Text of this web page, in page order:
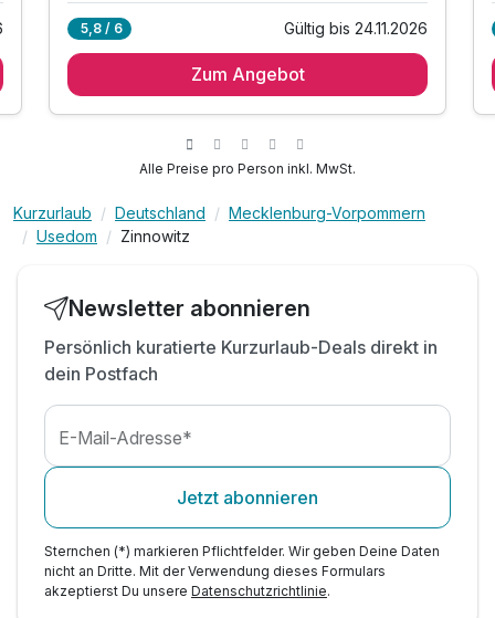
5,8 / 6 Gültig bis 24.11.2026
Zum Angebot
Alle Preise pro Person inkl. MwSt.
Kurzurlaub Deutschland
Mecklenburg-Vorpommern
Usedom
Zinnowitz
Newsletter abonnieren
Persönlich kuratierte Kurzurlaub-Deals direkt in
dein Postfach
E-Mail-Adresse*
Jetzt abonnieren
Sternchen (*) markieren Pflichtfelder. Wir geben Deine Daten
nicht an Dritte. Mit der Verwendung dieses Formulars
akzeptierst Du unsere Datenschutzrichtlinie.